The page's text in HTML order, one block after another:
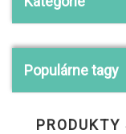
Populárne tagy